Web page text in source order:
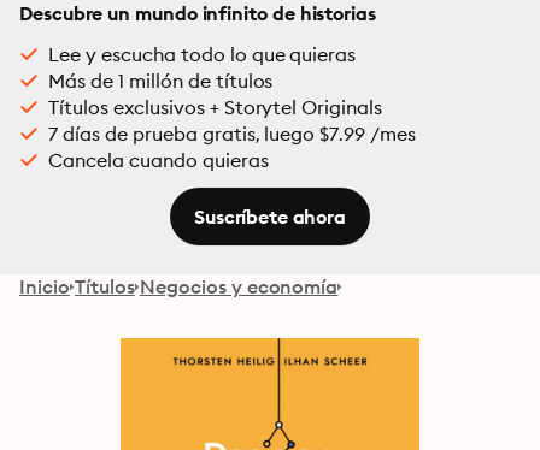
Descubre un mundo infinito de historias
Lee y escucha todo lo que quieras
Más de 1 millón de títulos
Títulos exclusivos + Storytel Originals
7 días de prueba gratis, luego $7.99 /mes
Cancela cuando quieras
Suscríbete ahora
Inicio Títulos Negocios y economía